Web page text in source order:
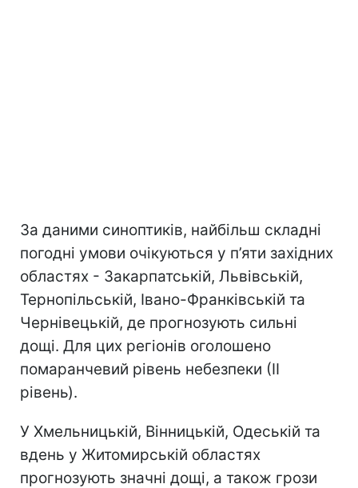
За даними синоптиків, найбільш складні
погодні умови очікуються у п’яти західних
областях - Закарпатській, Львівській,
Тернопільській, Івано-Франківській та
Чернівецькій, де прогнозують сильні
дощі. Для цих регіонів оголошено
помаранчевий рівень небезпеки (ІІ
рівень).
У Хмельницькій, Вінницькій, Одеській та
вдень у Житомирській областях
прогнозують значні дощі, а також грози